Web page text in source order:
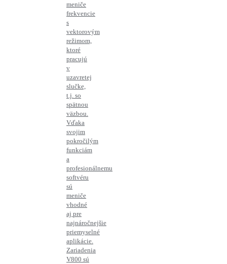
meniče
frekvencie
s
vektorovým
režimom,
ktoré
pracujú
v
uzavretej
slučke,
t.j. so
spätnou
väzbou.
Vďaka
svojim
pokročilým
funkciám
a
profesionálnemu
softvéru
sú
meniče
vhodné
aj pre
najnáročnejšie
priemyselné
aplikácie.
Zariadenia
V800 sú